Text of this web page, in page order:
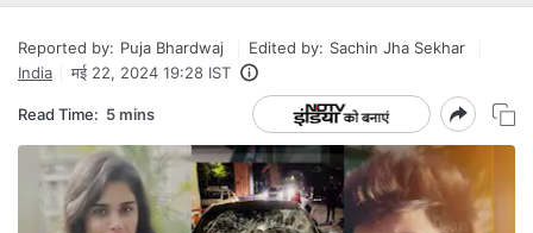
Reported by: Puja Bhardwaj Edited by: Sachin Jha Sekhar
India
मई 22, 2024 19:28 IST
Read Time: 5 mins